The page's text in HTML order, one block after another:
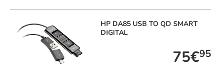
HP DA85 USB TO QD SMART
DIGITAL
75€95